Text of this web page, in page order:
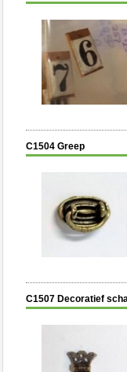
C1504 Greep
C1507 Decoratief